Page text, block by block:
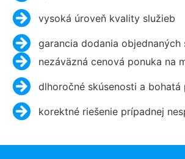
vysoká úroveň kvality služieb
garancia dodania objednaných
nezáväzná cenová ponuka na
dlhoročné skúsenosti a bohatá
korektné riešenie prípadnej